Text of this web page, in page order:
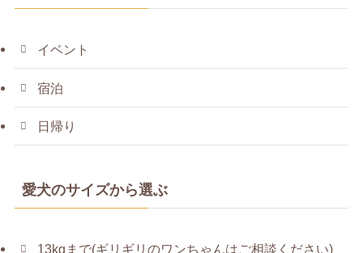
イベント
宿泊
日帰り
愛犬のサイズから選ぶ
13kgまで(ギリギリのワンちゃんはご相談ください)